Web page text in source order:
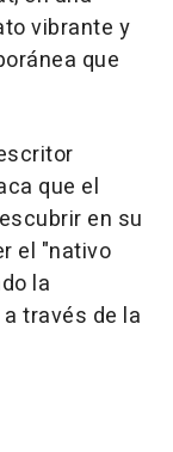
vibrante y
que
que el
en su
el "nativo
la
través de la